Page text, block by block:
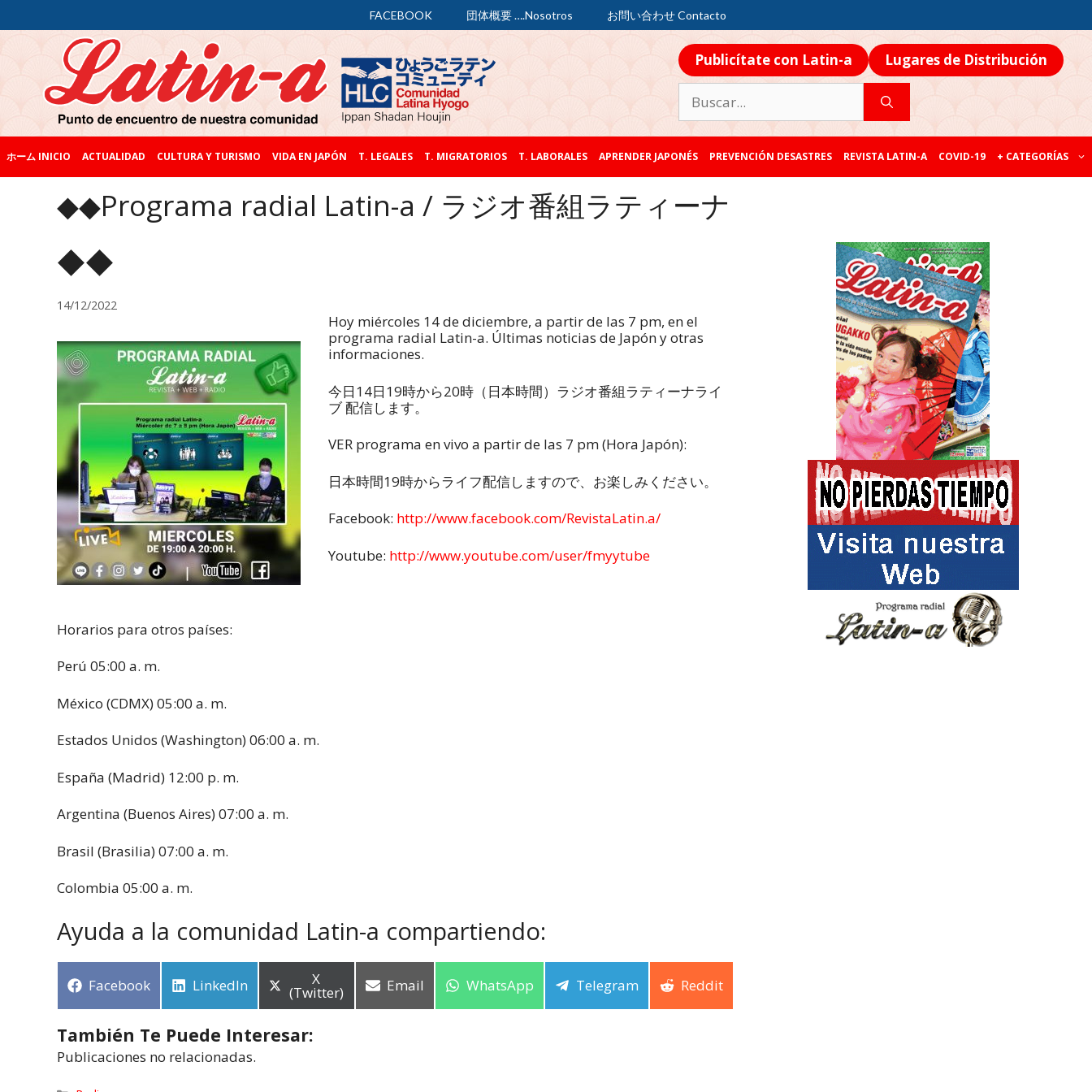
FACEBOOK 団体概要 ….Nosotros お問い合わせ Contacto
Publicítate con Latin-a Lugares de Distribución
ホーム INICIO ACTUALIDAD CULTURA Y TURISMO VIDA EN JAPÓN T. LEGALES T. MIGRATORIOS T. LABORALES APRENDER JAPONÉS PREVENCIÓN DESASTRES REVISTA LATIN-A COVID-19 + CATEGORÍAS
◆◆Programa radial Latin-a / ラジオ番組ラティーナ
◆◆
14/12/2022
Hoy miércoles 14 de diciembre, a partir de las 7 pm, en el
programa radial Latin-a. Últimas noticias de Japón y otras
informaciones.
今日14日19時から20時（日本時間）ラジオ番組ラティーナライ
ブ 配信します。
VER programa en vivo a partir de las 7 pm (Hora Japón):
日本時間19時からライフ配信しますので、お楽しみください。
Facebook: http://www.facebook.com/RevistaLatin.a/
Youtube: http://www.youtube.com/user/fmyytube
Horarios para otros países:
Perú 05:00 a. m.
México (CDMX) 05:00 a. m.
Estados Unidos (Washington) 06:00 a. m.
España (Madrid) 12:00 p. m.
Argentina (Buenos Aires) 07:00 a. m.
Brasil (Brasilia) 07:00 a. m.
Colombia 05:00 a. m.
Ayuda a la comunidad Latin-a compartiendo:
Facebook LinkedIn X
(Twitter) Email WhatsApp Telegram Reddit
También Te Puede Interesar:
Publicaciones no relacionadas.